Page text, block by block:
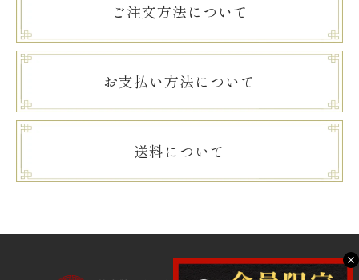
ご注文方法について
お支払い方法について
送料について
X